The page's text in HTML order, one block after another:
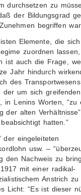
durchsetzen zu
der Bildungsgrad
begriffen
Elemente, die
zuordnen
ist auch die Frage,
Jahr hindurch
des
der um sich greifenden
in Lenins Worten, “zu
der alten Verhältnisse”
hatten.”
der eingeleiteten
usw. –
den Nachweis zu
mit einer radikal-
Anstrich zu
Licht: “Es ist dieser